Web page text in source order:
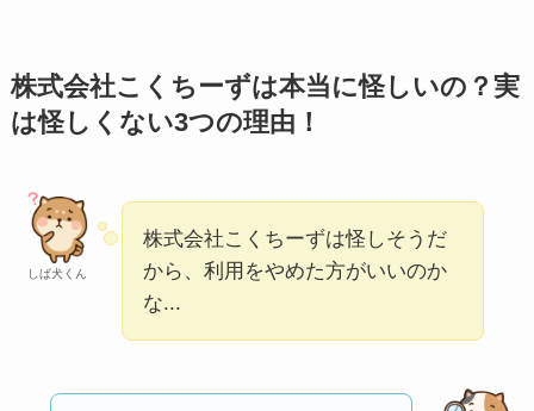
アトムクリニックは
怪しい？口コミ・評
【怪しい？】帝国デ
ータバンクの口コ
う？
【怪しい？】セルプ
株式会社こくちーずは本当に怪しいの？実
は怪しくない3つの理由！
しば犬くん
株式会社こくちーずは怪しそうだ
から、利用をやめた方がいいのか
な...